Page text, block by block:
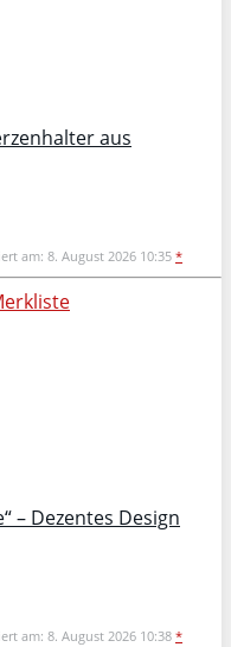
aus
am: 8. August 2026 10:35 *
– Dezentes Design
am: 8. August 2026 10:38 *